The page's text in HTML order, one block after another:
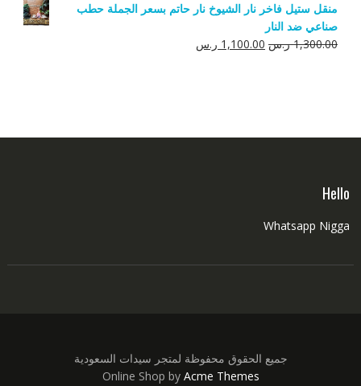
هو:
550.00 ر.س.
هو:
منقل ستيل فاخر نار الشيوخ نار حاتم بسعر الجملة حطب
صناعي ضد النار
1,300.00 ر.س السعر
1,100.00 ر.سالسعر
Hello
Whatsapp Nigga
جميع الحقوق محفوظة لمتجر سيدات السعودية
Online Shop by Acme Themes